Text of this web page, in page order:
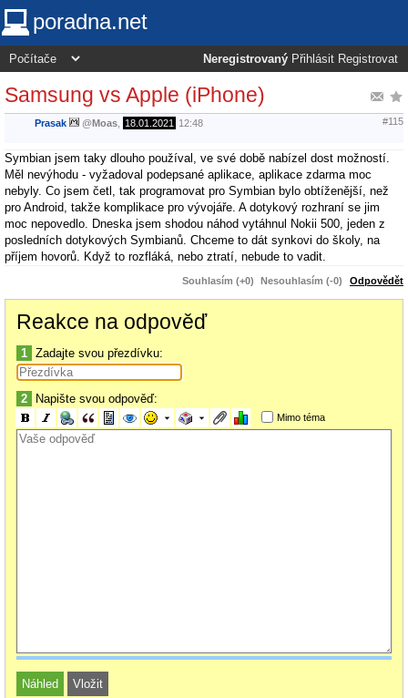
poradna.net
Neregistrovaný Přihlásit Registrovat
Samsung vs Apple (iPhone)
Prasak @Moas 18.01.2021 12:48 #115
Symbian jsem taky dlouho používal, ve své době nabízel dost možností.
Měl nevýhodu - vyžadoval podepsané aplikace, aplikace zdarma moc
nebyly. Co jsem četl, tak programovat pro Symbian bylo obtíženější, než
pro Android, takže komplikace pro vývojáře. A dotykový rozhraní se jim
moc nepovedlo. Dneska jsem shodou náhod vytáhnul Nokii 500, jeden z
posledních dotykových Symbianů. Chceme to dát synkovi do školy, na
příjem hovorů. Když to rozfláká, nebo ztratí, nebude to vadit.
Souhlasím (+0) Nesouhlasím (-0) Odpovědět
Reakce na odpověď
1 Zadajte svou přezdívku:
2 Napište svou odpověď:
Mimo téma